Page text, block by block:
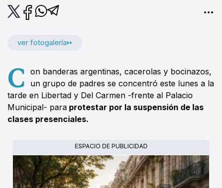
ver fotogalería
C
on banderas argentinas, cacerolas y bocinazos,
un grupo de padres se concentró este lunes a la
tarde en Libertad y Del Carmen -frente al Palacio
Municipal- para protestar por la suspensión de las
clases presenciales.
ESPACIO DE PUBLICIDAD